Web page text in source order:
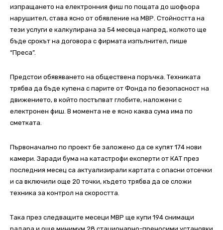
изпращането на електронния фиш по пощата до шофьора
нарушител, става ясно от обявление на МВР. Стойността на
тези услуги е калкулирана за 54 месеца напред, колкото ще
бъде срокът на договора с фирмата изпълнител, пише
“Преса”.
Предстои обявяването на обществена поръчка. Техниката
трябва да бъде купена с парите от Фонда по безопасност на
движението, в който постъпват глобите, наложени с
електронен фиш. В момента не е ясно каква сума има по
сметката.
Първоначално по проект бе заложено да се купят 174 нови
камери. Заради бума на катастрофи експерти от КАТ през
последния месец са актуализирали картата с опасни отсечки
и са включили още 20 точки, където трябва да се сложи
техника за контрол на скоростта.
Така през следващите месеци МВР ще купи 194 снимащи